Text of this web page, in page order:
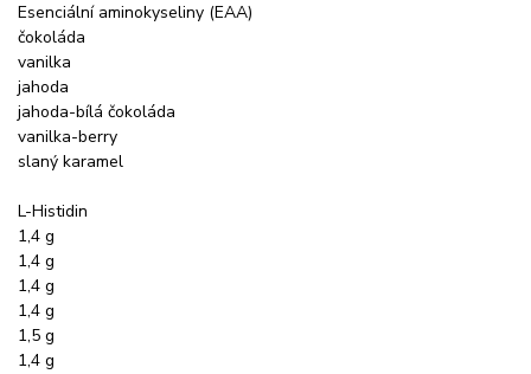
Esenciální aminokyseliny (EAA)
čokoláda
vanilka
jahoda
jahoda-bílá čokoláda
vanilka-berry
slaný karamel
L-Histidin
1,4 g
1,4 g
1,4 g
1,4 g
1,5 g
1,4 g